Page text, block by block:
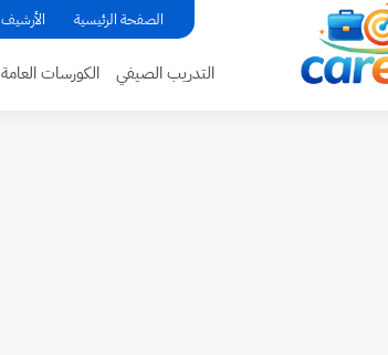
الصفحة الرئيسية الأرشيف
التدريب الصيفي الكورسات العامة